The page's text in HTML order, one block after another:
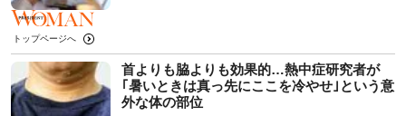
トップページへ
首よりも脇よりも効果的…熱中症研究者が
｢暑いときは真っ先にここを冷やせ｣という意
外な体の部位